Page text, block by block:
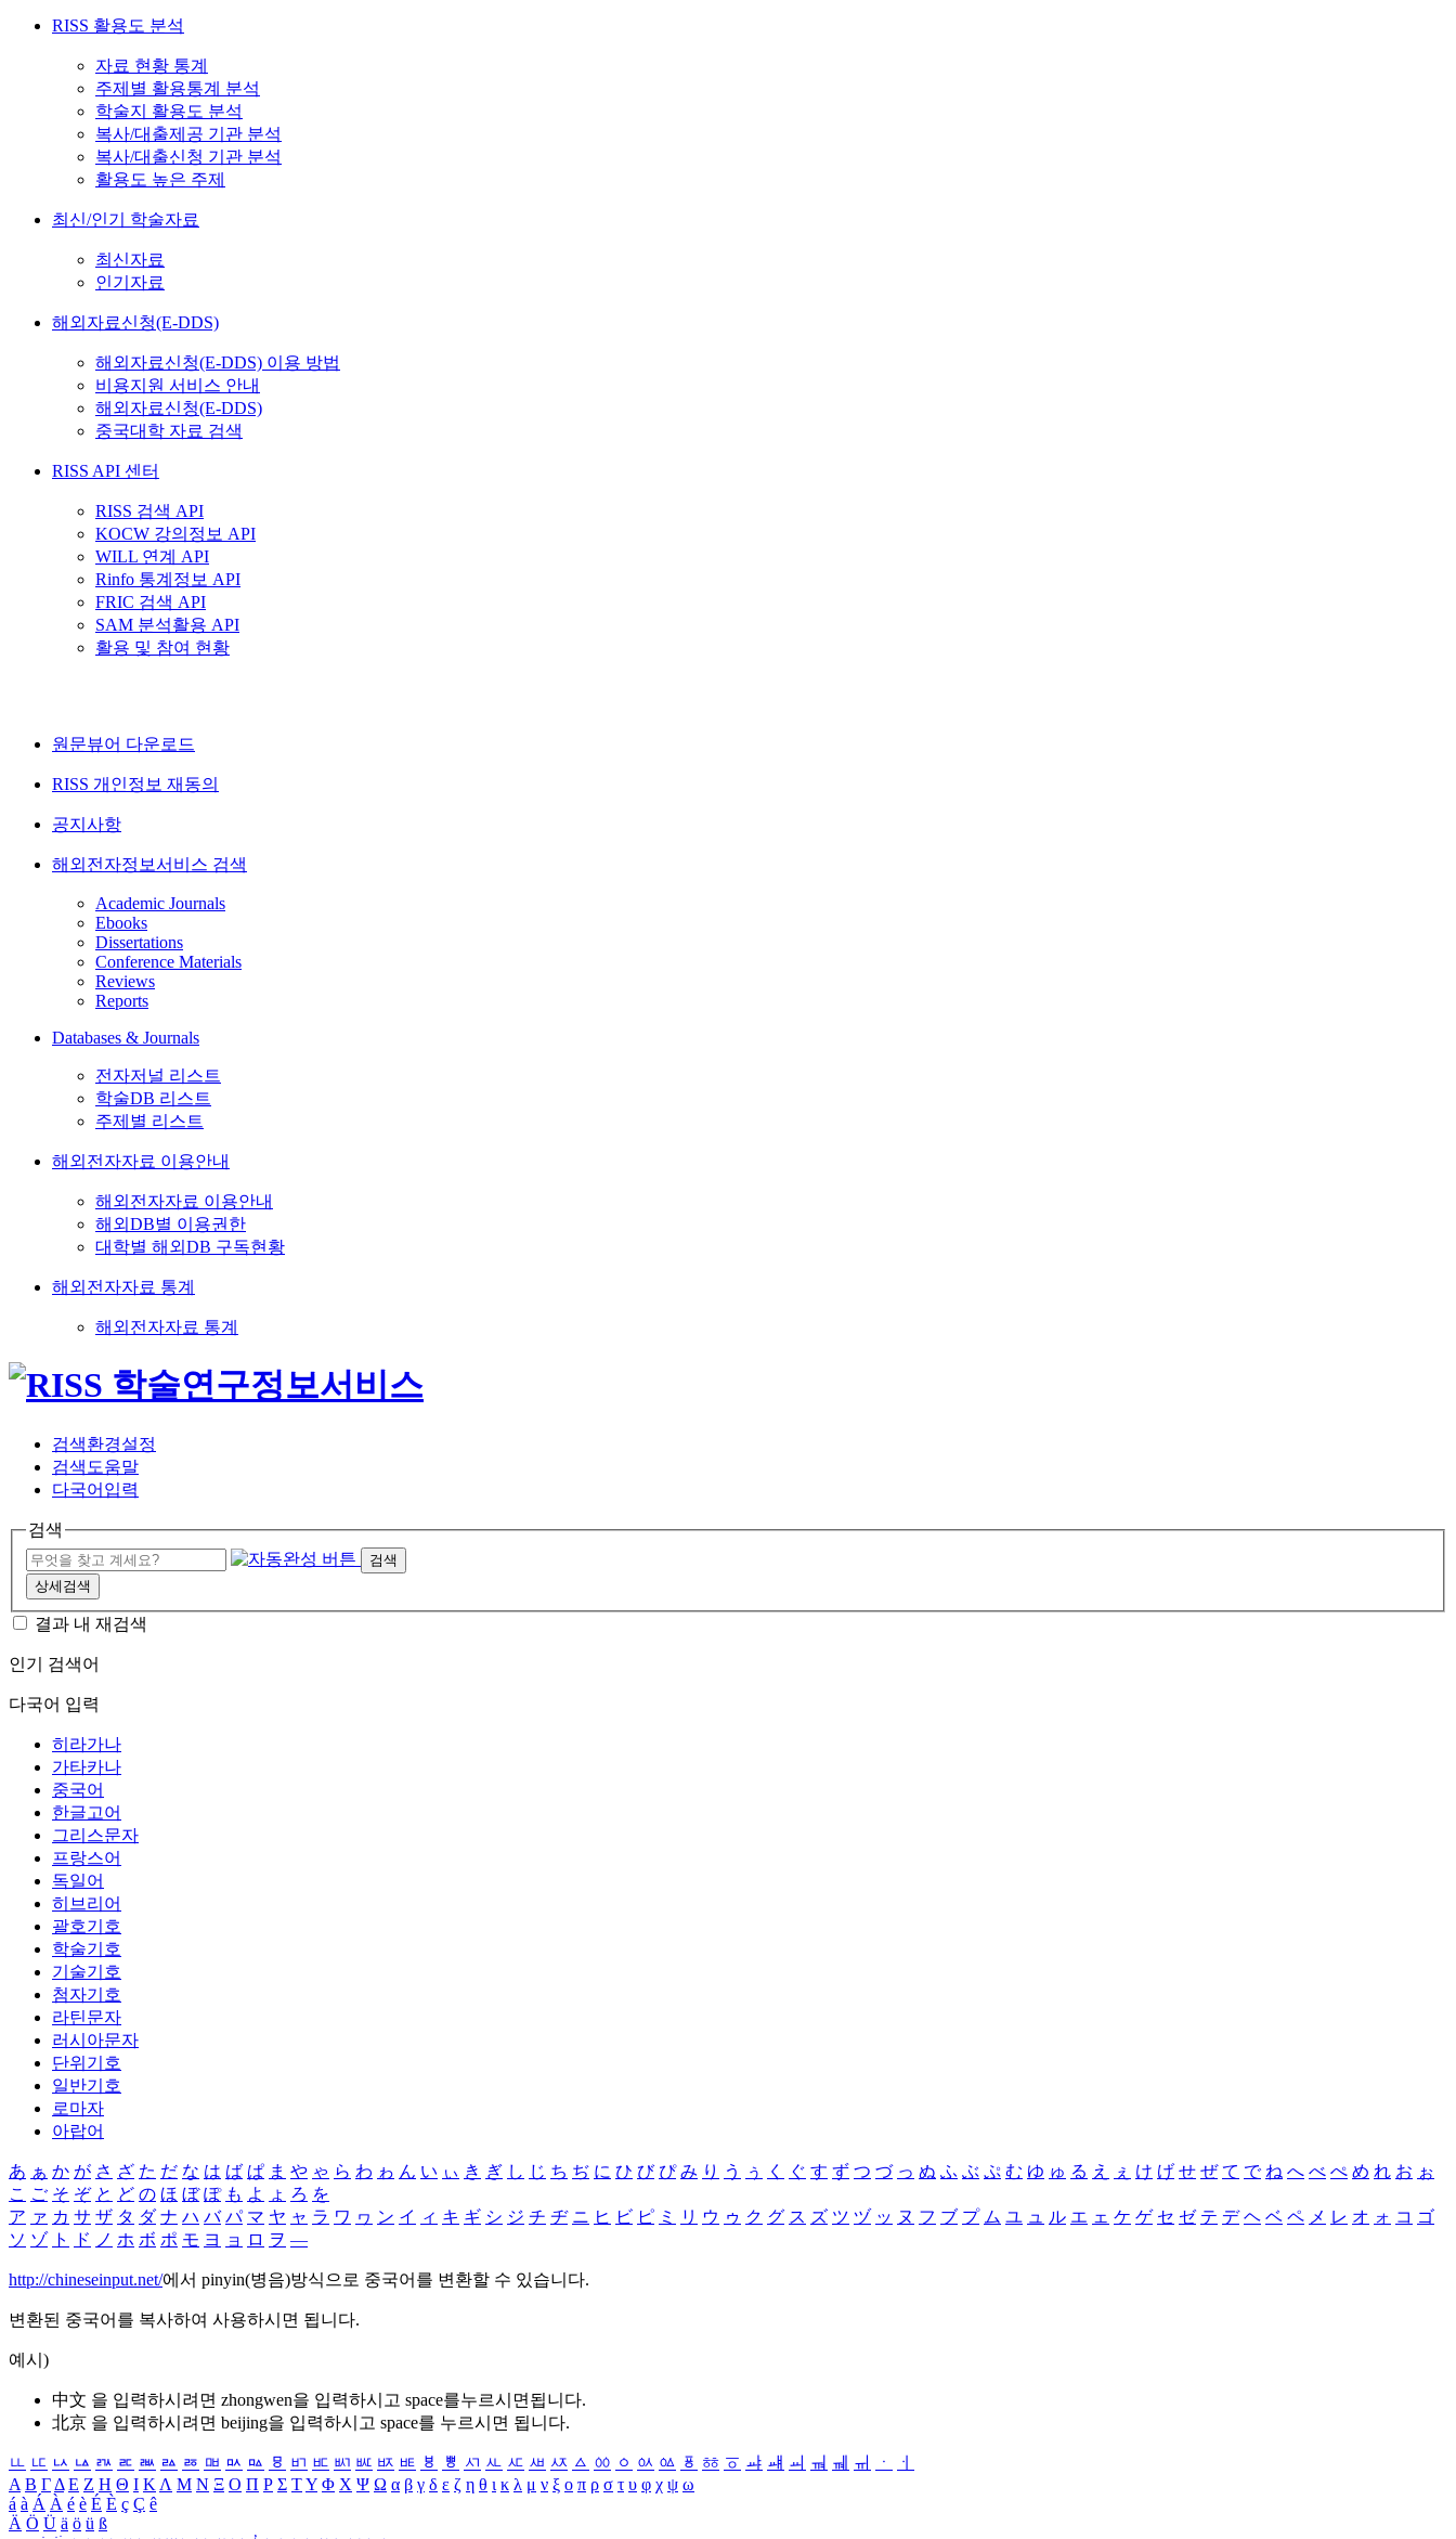
RISS 활용도 분석
자료 현황 통계
주제별 활용통계 분석
학술지 활용도 분석
복사/대출제공 기관 분석
복사/대출신청 기관 분석
활용도 높은 주제
최신/인기 학술자료
최신자료
인기자료
해외자료신청(E-DDS)
해외자료신청(E-DDS) 이용 방법
비용지원 서비스 안내
해외자료신청(E-DDS)
중국대학 자료 검색
RISS API 센터
RISS 검색 API
KOCW 강의정보 API
WILL 연계 API
Rinfo 통계정보 API
FRIC 검색 API
SAM 분석활용 API
활용 및 참여 현황
원문뷰어 다운로드
RISS 개인정보 재동의
공지사항
해외전자정보서비스 검색
Academic Journals
Ebooks
Dissertations
Conference Materials
Reviews
Reports
Databases & Journals
전자저널 리스트
학술DB 리스트
주제별 리스트
해외전자자료 이용안내
해외전자자료 이용안내
해외DB별 이용권한
대학별 해외DB 구독현황
해외전자자료 통계
해외전자자료 통계
검색환경설정
검색도움말
다국어입력
검색
검색
상세검색
결과 내 재검색
인기 검색어
다국어 입력
히라가나
가타카나
중국어
한글고어
그리스문자
프랑스어
독일어
히브리어
괄호기호
학술기호
기술기호
첨자기호
라틴문자
러시아문자
단위기호
일반기호
로마자
아랍어
あ ぁ か が さ ざ た だ な は ば ぱ ま や ゃ ら わ ゎ ん い ぃ き ぎ し じ ち ぢ に ひ び ぴ み り う ぅ く ぐ す ず つ づ っ ぬ ふ ぶ ぷ む ゆ ゅ る え ぇ け げ せ ぜ て で ね へ べ ぺ め れ お ぉ
こ ご そ ぞ と ど の ほ ぼ ぽ も よ ょ ろ を
ア ァ カ サ ザ タ ダ ナ ハ バ パ マ ヤ ャ ラ ワ ヮ ン イ ィ キ ギ シ ジ チ ヂ ニ ヒ ビ ピ ミ リ ウ ゥ ク グ ス ズ ツ ヅ ッ ヌ フ ブ プ ム ユ ュ ル エ ェ ケ ゲ セ ゼ テ デ ヘ ベ ペ メ レ オ ォ コ ゴ
ソ ゾ ト ド ノ ホ ボ ポ モ ヨ ョ ロ ヲ ―
http://chineseinput.net/에서 pinyin(병음)방식으로 중국어를 변환할 수 있습니다.
변환된 중국어를 복사하여 사용하시면 됩니다.
예시)
中文 을 입력하시려면 zhongwen을 입력하시고 space를누르시면됩니다.
北京 을 입력하시려면 beijing을 입력하시고 space를 누르시면 됩니다.
ㅥ ㅦ ㅧ ㅨ ㅩ ㅪ ㅫ ㅬ ㅭ ㅮ ㅯ ㅰ ㅱ ㅲ ㅳ ㅴ ㅵ ㅶ ㅷ ㅸ ㅹ ㅺ ㅻ ㅼ ㅽ ㅾ ㅿ ㆀ ㆁ ㆂ ㆃ ㆄ ㆅ ㆆ ㆇ ㆈ ㆉ ㆊ ㆋ ㆌ ㆍ
ㆎ
Α Β ΓΔ Ε Ζ Η Θ Ι ΚΛ Μ Ν Ξ Ο Π Ρ Σ ΤΥ Φ Χ Ψ Ω α β γ δ ε ζ η θ ι κ λ μ ν ξ ο π ρ σ τ υ φ χ ψ ω
á à Á À é è É È ç Ç ê
Ä Ö Ü ä ö ü ß